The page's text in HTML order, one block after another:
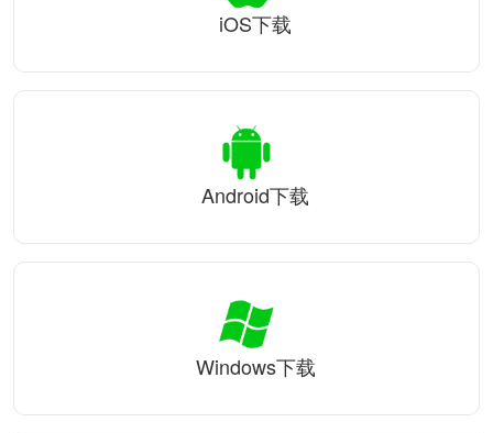
iOS下载
Android下载
Windows下载